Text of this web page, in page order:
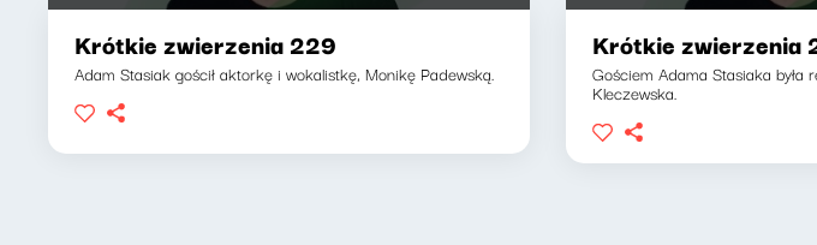
Krótkie zwierzenia 229
Adam Stasiak gościł aktorkę i wokalistkę, Monikę Padewską.
Krótkie zwierzenia
Gościem Adama Stasiaka była
Kleczewska.